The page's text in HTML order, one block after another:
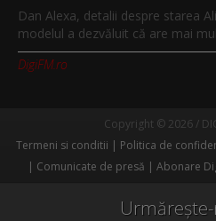
Dan Alexa, detalii despre starea
modelul a dezvăluit că are mai
DigiFM.ro
Copyright © 2026 /
Termeni si conditii
Politica de
Comunicate de presă
Abonare
Urmărește-